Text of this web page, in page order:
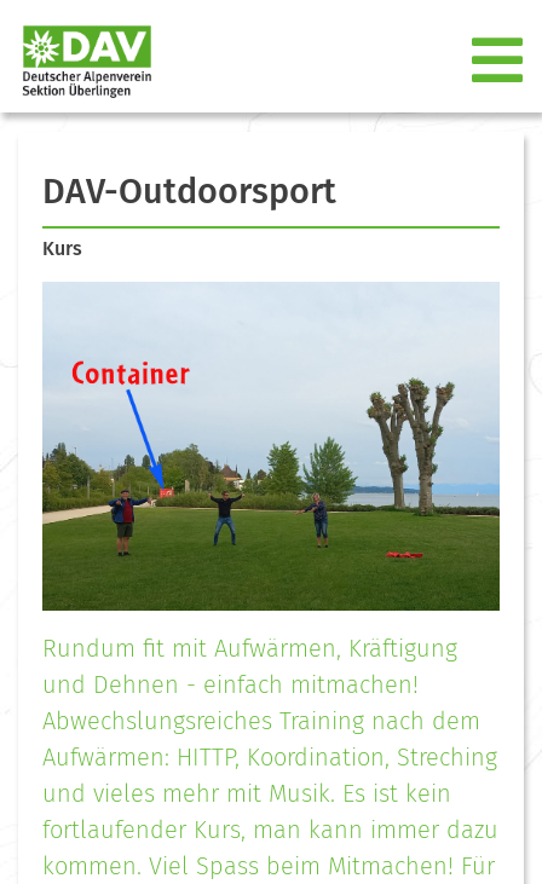
DAV-Outdoorsport
Kurs
Rundum fit mit Aufwärmen, Kräftigung
und Dehnen - einfach mitmachen!
Abwechslungsreiches Training nach dem
Aufwärmen: HITTP, Koordination, Streching
und vieles mehr mit Musik. Es ist kein
fortlaufender Kurs, man kann immer dazu
kommen. Viel Spass beim Mitmachen! Für